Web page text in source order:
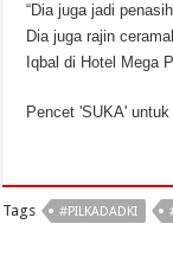
“Dia juga jadi
Dia juga rajin
Iqbal di Hotel Mega
Pencet 'SUKA'
Tags #PILKADADKI